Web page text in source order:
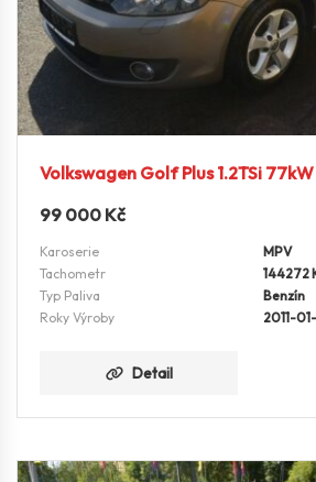
Volkswagen Golf Plus 1.2TSi
99 000 Kč
Karoserie
MPV
Tachometr
144272
Typ Paliva
Benzín
Roky Výroby
2011-01-
Detail